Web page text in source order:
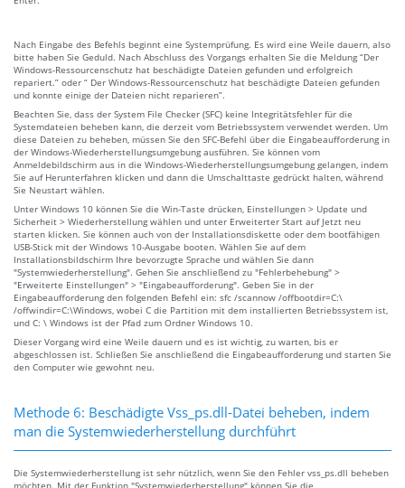
Nach Eingabe des Befehls beginnt eine Systemprüfung. Es wird eine Weile dauern, also
bitte haben Sie Geduld. Nach Abschluss des Vorgangs erhalten Sie die Meldung “Der
Windows-Ressourcenschutz hat beschädigte Dateien gefunden und erfolgreich
repariert.” oder “ Der Windows-Ressourcenschutz hat beschädigte Dateien gefunden
und konnte einige der Dateien nicht reparieren”.
Beachten Sie, dass der System File Checker (SFC) keine Integritätsfehler für die
Systemdateien beheben kann, die derzeit vom Betriebssystem verwendet werden. Um
diese Dateien zu beheben, müssen Sie den SFC-Befehl über die Eingabeaufforderung in
der Windows-Wiederherstellungsumgebung ausführen. Sie können vom
Anmeldebildschirm aus in die Windows-Wiederherstellungsumgebung gelangen, indem
Sie auf Herunterfahren klicken und dann die Umschalttaste gedrückt halten, während
Sie Neustart wählen.
Unter Windows 10 können Sie die Win-Taste drücken, Einstellungen > Update und
Sicherheit > Wiederherstellung wählen und unter Erweiterter Start auf Jetzt neu
starten klicken. Sie können auch von der Installationsdiskette oder dem bootfähigen
USB-Stick mit der Windows 10-Ausgabe booten. Wählen Sie auf dem
Installationsbildschirm Ihre bevorzugte Sprache und wählen Sie dann
"Systemwiederherstellung". Gehen Sie anschließend zu "Fehlerbehebung" >
"Erweiterte Einstellungen" > "Eingabeaufforderung". Geben Sie in der
Eingabeaufforderung den folgenden Befehl ein: sfc /scannow /offbootdir=C:\
/offwindir=C:\Windows, wobei C die Partition mit dem installierten Betriebssystem ist,
und C: \ Windows ist der Pfad zum Ordner Windows 10.
Dieser Vorgang wird eine Weile dauern und es ist wichtig, zu warten, bis er
abgeschlossen ist. Schließen Sie anschließend die Eingabeaufforderung und starten Sie
den Computer wie gewohnt neu.
Methode 6: Beschädigte Vss_ps.dll-Datei beheben, indem
man die Systemwiederherstellung durchführt
Die Systemwiederherstellung ist sehr nützlich, wenn Sie den Fehler vss_ps.dll beheben
möchten. Mit der Funktion "Systemwiederherstellung" können Sie die